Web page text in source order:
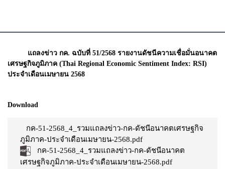
แถลงข่าว กค. ฉบับที่ 51/2568 รายงานดัชนีความเชื่อมั่นอนาคต
เศรษฐกิจภูมิภาค (Thai Regional Economic Sentiment Index: RSI)
ประจำเดือนเมษายน 2568
Download
กค-51-2568_4_รวมแถลงข่าว-กค-ดัชนีอนาคตเศรษฐกิจ
ภูมิภาค-ประจำเดือนเมษายน-2568.pdf
กค-51-2568_4_รวมแถลงข่าว-กค-ดัชนีอนาคต
เศรษฐกิจภูมิภาค-ประจำเดือนเมษายน-2568.pdf